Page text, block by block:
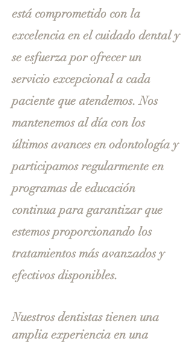
está comprometido con la
excelencia en el cuidado dental y
se esfuerza por ofrecer un
servicio excepcional a cada
paciente que atendemos. Nos
mantenemos al día con los
últimos avances en odontología y
participamos regularmente en
programas de educación
continua para garantizar que
estemos proporcionando los
tratamientos más avanzados y
efectivos disponibles.
Nuestros dentistas tienen una
amplia experiencia en una